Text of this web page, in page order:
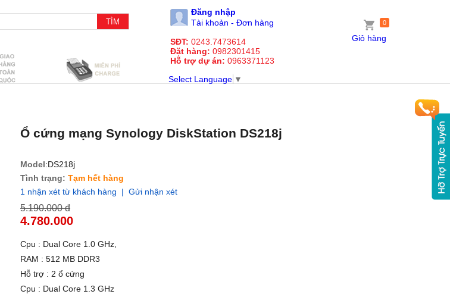
0
Giỏ hàng
Đăng nhập
Tài khoản - Đơn hàng
SĐT: 0243.7473614
Đặt hàng: 0982301415
Hỗ trợ dự án: 0963371123
Select Language ▼
Ổ cứng mạng Synology DiskStation DS218j
Model:DS218j
Tình trạng: Tạm hết hàng
1 nhận xét từ khách hàng | Gửi nhận xét
5.190.000 đ
4.780.000
Cpu : Dual Core 1.0 GHz,
RAM : 512 MB DDR3
Hỗ trợ : 2 ổ cứng
Cpu : Dual Core 1.3 GHz